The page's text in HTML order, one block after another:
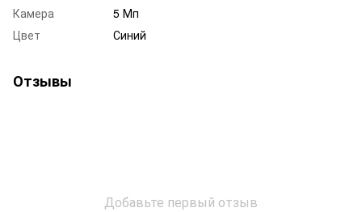
Камера
5 Мп
Цвет
Синий
Отзывы
Добавьте первый отзыв